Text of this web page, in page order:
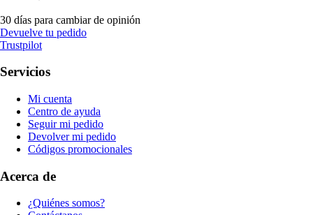
30 días para cambiar de opinión
Devuelve tu pedido
Trustpilot
Servicios
Mi cuenta
Centro de ayuda
Seguir mi pedido
Devolver mi pedido
Códigos promocionales
Acerca de
¿Quiénes somos?